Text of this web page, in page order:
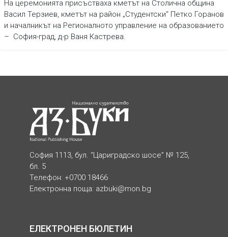
На церемонията присъстваха кметът на Столична община
Васил Терзиев, кметът на район „Студентски“ Петко Горанов
и началникът на Регионалното управление на образованието
– София-град, д-р Ваня Кастрева.
София 1113, бул. “Цариградско шосе” № 125,
бл. 5
Телефон: +0700 18466
Електронна поща: azbuki@mon.bg
ЕЛЕКТРОНЕН БЮЛЕТИН